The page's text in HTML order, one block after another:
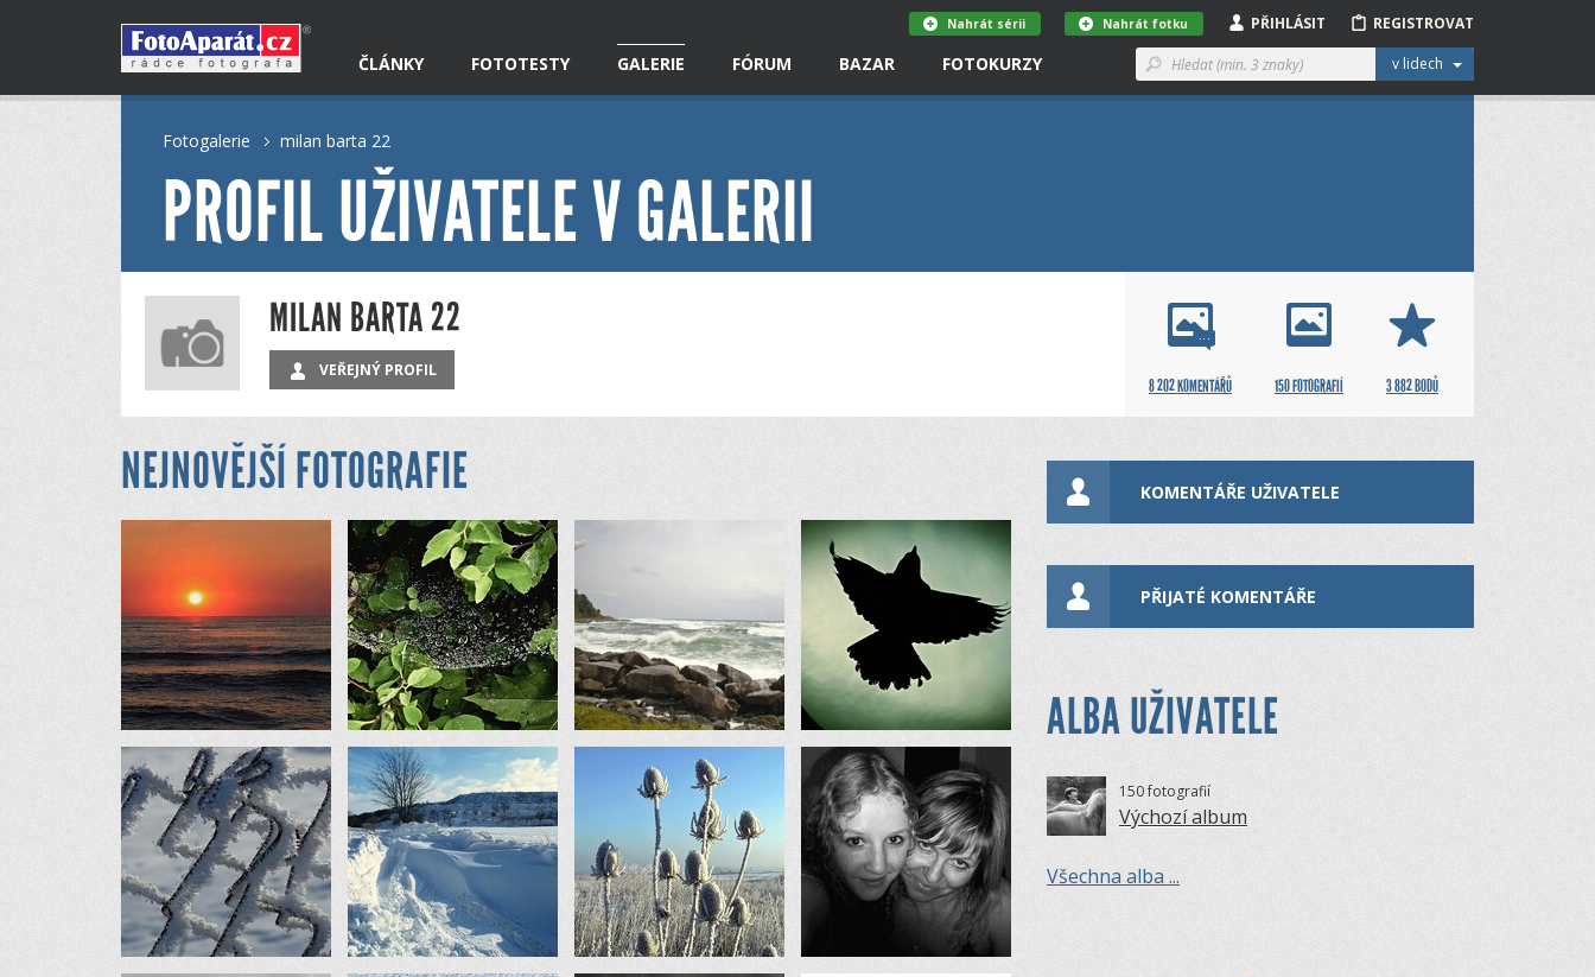
ČLÁNKY FOTOTESTY GALERIE FÓRUM BAZAR FOTOKURZY v lidech
REGISTROVAT
PŘIHLÁSIT
Nahrát fotku
Nahrát sérii
Fotogalerie milan barta 22
PROFIL UŽIVATELE V GALERII
MILAN BARTA 22
VEŘEJNÝ PROFIL
8 202 KOMENTÁŘŮ
150 FOTOGRAFIÍ 3 882 BODŮ
NEJNOVĚJŠÍ FOTOGRAFIE KOMENTÁŘE UŽIVATELE
PŘIJATÉ KOMENTÁŘE
ALBA UŽIVATELE
150 fotografií
Výchozí album
Všechna alba ...